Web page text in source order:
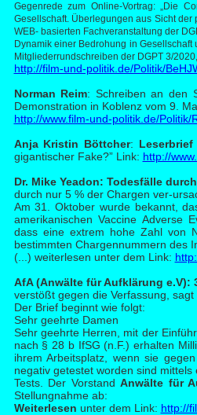
Gegenrede zum Online-Vortrag: „Die
Gesellschaft. Überlegungen aus Sicht
WEB- basierten Fachveranstaltung der
Dynamik einer Bedrohung in
Mitgliederrundschreiben der DGPT 3/
http://film-und-politik.de/Politik/
Norman Reim: Schreiben an den
Demonstration in Koblenz vom 9.
http://www.film-und-politik.de/Politik/
Anja Kristin Böttcher:
gigantischer Fake?” Link: http://
Dr. Mike Yeadon: Todesfälle
durch nur 5 % der Chargen ver-
Am 31. Oktober wurde bekannt,
amerikanischen Vaccine Adverse
dass eine extrem hohe Zahl von
bestimmten Chargennummern des
(...) weiterlesen unter dem Link:
AfA (Anwälte für Aufklärung e.V):
verstößt gegen die Verfassung,
Der Brief beginnt wie folgt:
Sehr geehrte Damen
Sehr geehrte Herren, mit der
nach § 28 b IfSG (n.F.) erhalten
ihrem Arbeitsplatz, wenn sie
negativ getestet worden sind
Tests. Der Vorstand Anwälte für
Stellungnahme ab:
Weiterlesen unter dem Link: http://